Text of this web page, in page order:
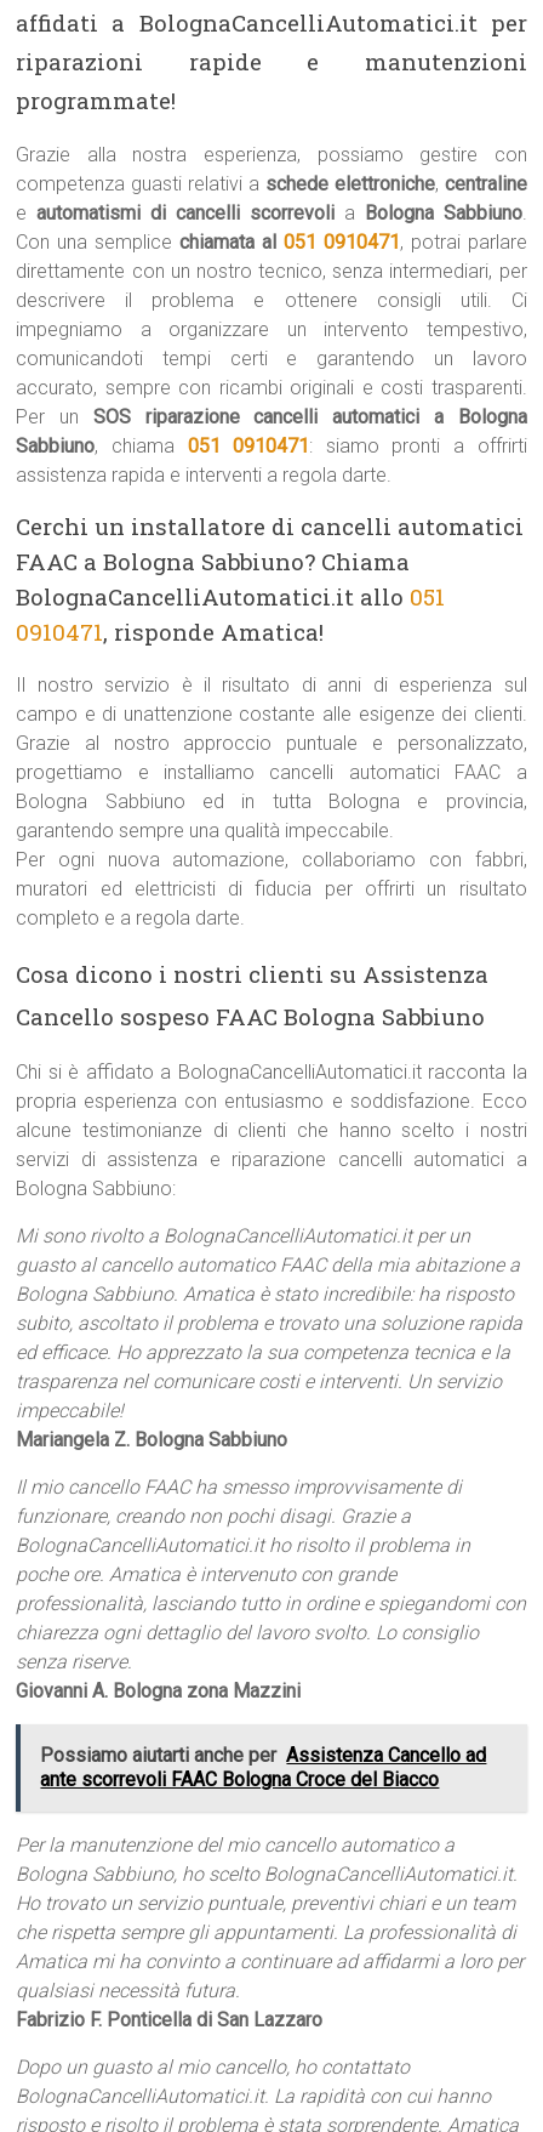
affidati a BolognaCancelliAutomatici.it per
riparazioni rapide e manutenzioni
programmate!
Grazie alla nostra esperienza, possiamo gestire con
competenza guasti relativi a schede elettroniche, centraline
eautomatismi di cancelli scorrevolia Bologna Sabbiuno.
Con una semplicechiamata al 051 0910471, potrai parlare
direttamente con un nostro tecnico, senza intermediari, per
descrivere il problema e ottenere consigli utili. Ci
impegniamo a organizzare un intervento tempestivo,
comunicandoti tempi certi e garantendo un lavoro
accurato, sempre con ricambi originali e costi trasparenti.
Per un SOS riparazione cancelli automatici a Bologna
Sabbiuno, chiama 051 0910471: siamo pronti a offrirti
assistenza rapida e interventi a regola darte.
Cerchi un installatore di cancelli automatici
FAAC a Bologna Sabbiuno? Chiama
BolognaCancelliAutomatici.it allo 051
0910471, risponde Amatica!
Il nostro servizio è il risultato di anni di esperienza sul
campo e di unattenzione costante alle esigenze dei clienti.
Grazie al nostro approccio puntuale e personalizzato,
progettiamo e installiamo cancelli automatici FAAC a
Bologna Sabbiuno ed in tutta Bologna e provincia,
garantendo sempre una qualità impeccabile.
Per ogni nuova automazione, collaboriamo con fabbri,
muratori ed elettricisti di fiducia per offrirti un risultato
completo e a regola darte.
Cosa dicono i nostri clienti su Assistenza
Cancello sospeso FAAC Bologna Sabbiuno
Chi si è affidato a BolognaCancelliAutomatici.it racconta la
propria esperienza con entusiasmo e soddisfazione. Ecco
alcune testimonianze di clienti che hanno scelto i nostri
servizi di assistenza e riparazione cancelli automatici a
Bologna Sabbiuno:
Mi sono rivolto a BolognaCancelliAutomatici.it per un
guasto al cancello automatico FAAC della mia abitazione a
Bologna Sabbiuno. Amatica è stato incredibile: ha risposto
subito, ascoltato il problema e trovato una soluzione rapida
ed efficace. Ho apprezzato la sua competenza tecnica e la
trasparenza nel comunicare costi e interventi. Un servizio
impeccabile!
Mariangela Z. Bologna Sabbiuno
Il mio cancello FAAC ha smesso improvvisamente di
funzionare, creando non pochi disagi. Grazie a
BolognaCancelliAutomatici.it ho risolto il problema in
poche ore. Amatica è intervenuto con grande
professionalità, lasciando tutto in ordine e spiegandomi con
chiarezza ogni dettaglio del lavoro svolto. Lo consiglio
senza riserve.
Giovanni A. Bologna zona Mazzini
Possiamo aiutarti anche per Assistenza Cancello ad
ante scorrevoli FAAC Bologna Croce del Biacco
Per la manutenzione del mio cancello automatico a
Bologna Sabbiuno, ho scelto BolognaCancelliAutomatici.it.
Ho trovato un servizio puntuale, preventivi chiari e un team
che rispetta sempre gli appuntamenti. La professionalità di
Amatica mi ha convinto a continuare ad affidarmi a loro per
qualsiasi necessità futura.
Fabrizio F. Ponticella di San Lazzaro
Dopo un guasto al mio cancello, ho contattato
BolognaCancelliAutomatici.it. La rapidità con cui hanno
risposto e risolto il problema è stata sorprendente. Amatica